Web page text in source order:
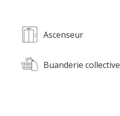
Ascenseur
Buanderie collective